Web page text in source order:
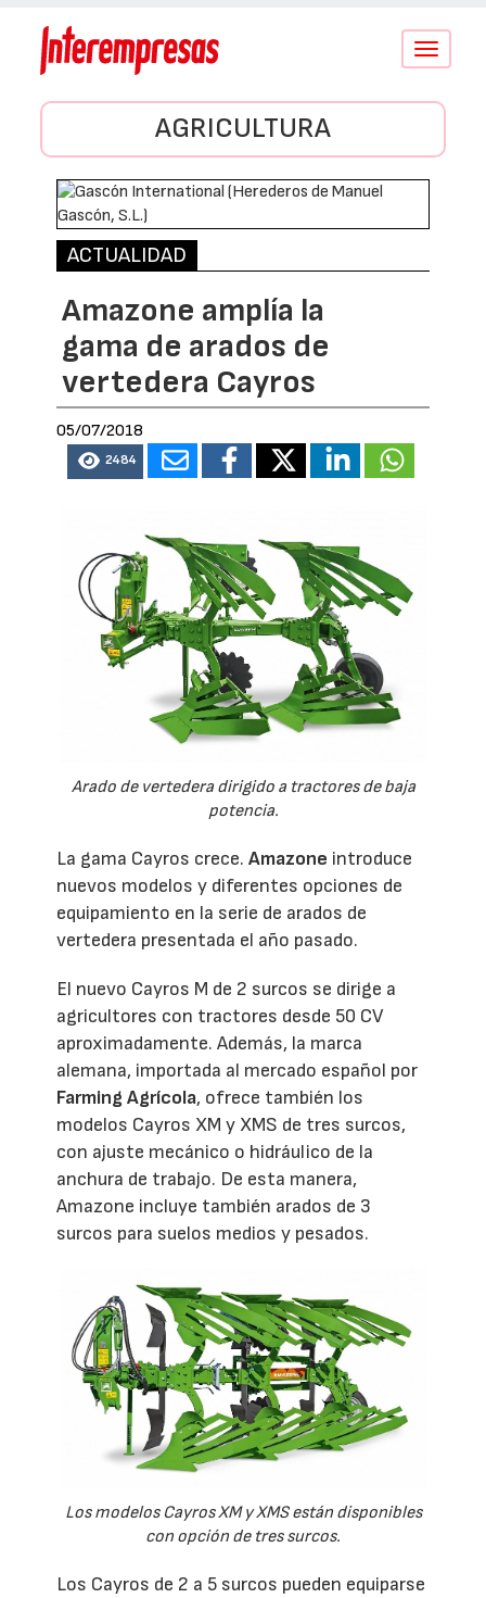
Conmutar
AGRICULTURA
ACTUALIDAD
Amazone amplía la
gama de arados de
vertedera Cayros
05/07/2018
2484
Arado de vertedera dirigido a tractores de baja
potencia.
La gama Cayros crece.Amazone introduce
nuevos modelos y diferentes opciones de
equipamiento en la serie de arados de
vertedera presentada el año pasado.
El nuevo Cayros M de 2 surcos se dirige a
agricultores con tractores desde 50 CV
aproximadamente. Además, la marca
alemana, importada al mercado español por
Farming Agrícola, ofrece también los
modelos Cayros XM y XMS de tres surcos,
con ajuste mecánico o hidráulico de la
anchura de trabajo. De esta manera,
Amazone incluye también arados de 3
surcos para suelos medios y pesados.
Los modelos Cayros XM y XMS están disponibles
con opción de tres surcos.
Los Cayros de 2 a 5 surcos pueden equiparse